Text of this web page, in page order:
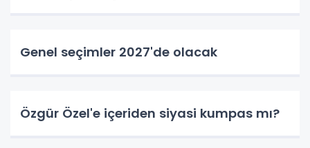
Genel seçimler 2027'de olacak
Özgür Özel'e içeriden siyasi kumpas mı?